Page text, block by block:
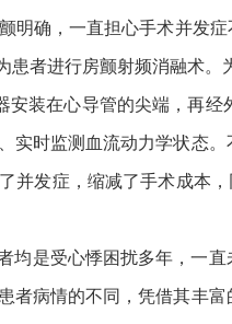
明确，一直担心手术并发
者进行房颤射频消融术
装在心导管的尖端，再
时监测血流动力学状态
并发症，缩减了手术成本
均是受心悸困扰多年，一
者病情的不同，凭借其丰